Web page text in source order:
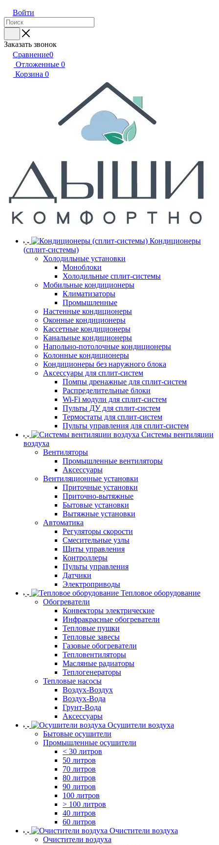
Войти
Заказать звонок
Сравнение0
Отложенные 0
Корзина 0
Кондиционеры
(сплит-системы)
Холодильные установки
Моноблоки
Холодильные сплит-системы
Мобильные кондиционеры
Климатизаторы
Промышленные
Настенные кондиционеры
Оконные кондиционеры
Кассетные кондиционеры
Канальные кондиционеры
Напольно-потолочные кондиционеры
Колонные кондиционеры
Кондиционеры без наружного блока
Аксессуары для сплит-систем
Помпы дренажные для сплит-систем
Распределительные блоки
Wi-Fi модули для сплит-систем
Пульты ДУ для сплит-систем
Термостаты для сплит-систем
Пульты управления для сплит-систем
Системы вентиляции
воздуха
Вентиляторы
Промышленные вентиляторы
Аксессуары
Вентиляционные установки
Приточные установки
Приточно-вытяжные
Бытовые установки
Вытяжные установки
Автоматика
Регуляторы скорости
Смесительные узлы
Щиты управления
Контроллеры
Пульты управления
Датчики
Электроприводы
Тепловое оборудование
Обогреватели
Конвекторы электрические
Инфракрасные обогреватели
Тепловые пушки
Тепловые завесы
Газовые обогреватели
Тепловентиляторы
Масляные радиаторы
Теплогенераторы
Тепловые насосы
Воздух-Воздух
Воздух-Вода
Грунт-Вода
Аксессуары
Осушители воздуха
Бытовые осушители
Промышленные осушители
< 30 литров
50 литров
70 литров
80 литров
90 литров
100 литров
> 100 литров
40 литров
60 литров
Очистители воздуха
Очистители воздуха